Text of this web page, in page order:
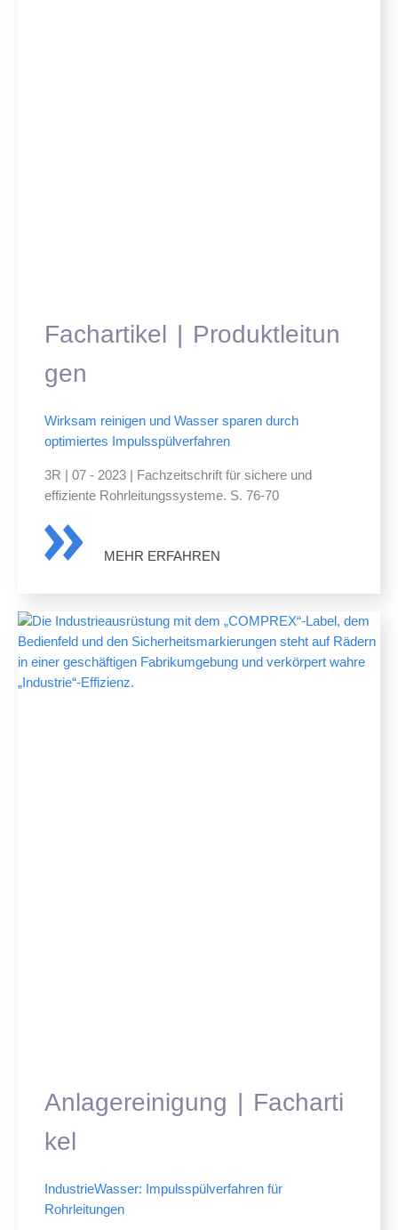
Fachartikel
Produktleitun
gen
Wirksam reinigen und Wasser sparen durch
optimiertes Impulsspülverfahren
3R | 07 - 2023 | Fachzeitschrift für sichere und
effiziente Rohrleitungssysteme. S. 76-70
MEHR ERFAHREN
Anlagereinigung
Facharti
kel
IndustrieWasser: Impulsspülverfahren für
Rohrleitungen